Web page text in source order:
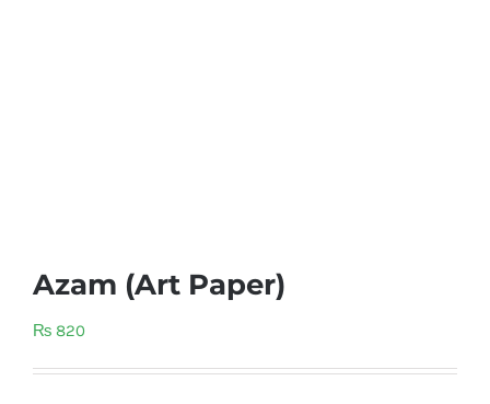
Azam (Art Paper)
₨ 820